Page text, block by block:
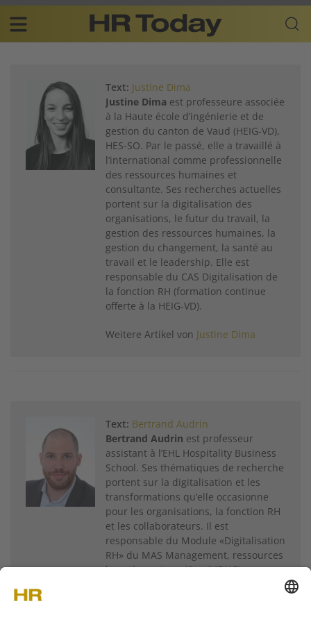
Skip
content
Plattform
für
Text: Justine Dima
Justine Dima est professeure associée
à la Haute école d’ingénierie et de
gestion du canton de Vaud (HEIG-VD),
HES-SO. Par le passé, elle a travaillé à
l’international comme professionnelle
des ressources humaines et
consultante. Ses recherches actuelles
portent sur la digitalisation des
organisations, le futur du travail, la
gestion des ressources humaines, la
gestion du changement, la santé au
travail et le leadership. Elle est
responsable du CAS Digitalisation de
la fonction RH (formation continue
offerte à la HEIG-VD).
Weitere Artikel von Justine Dima
Text: Bertrand Audrin
Bertrand Audrin est professeur
assistant à l’EHL Hospitality Business
School. Ses thématiques de recherche
portent sur la digitalisation et les
transformations qu’elle occasionne
pour les organisations, la fonction RH
et les collaborateurs. Il est
responsable du Module «Digitalisation
RH» du MAS Management, ressources
humaines et carrière (MRHC).